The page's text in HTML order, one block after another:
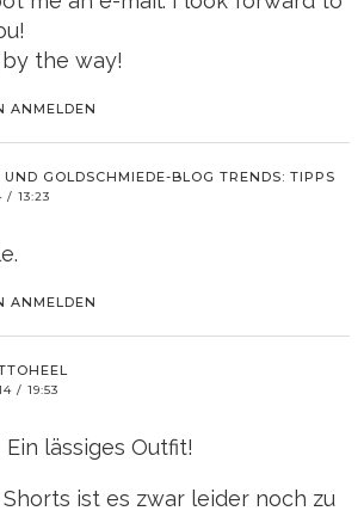
the way!
ANMELDEN
GOLDSCHMIEDE-BLOG TRENDS: TIPPS
/ 13:23
ANMELDEN
/ 19:53
lässiges Outfit!
ist es zwar leider noch zu